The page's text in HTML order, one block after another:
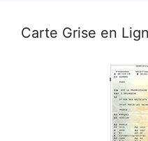
Carte Grise en